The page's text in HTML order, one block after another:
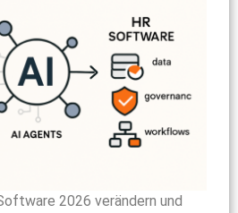
2026 verändern und